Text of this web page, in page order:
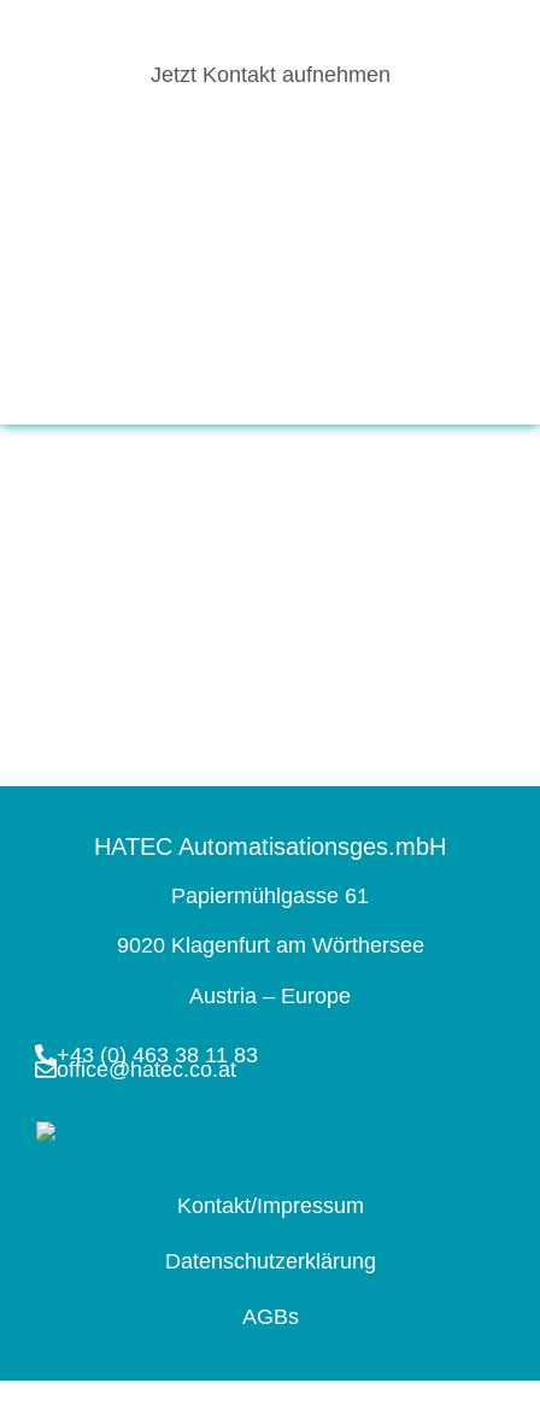
Jetzt Kontakt aufnehmen
HATEC Automatisationsges.mbH
Papiermühlgasse 61
9020 Klagenfurt am Wörthersee
Austria – Europe
+43 (0) 463 38 11 83
office@hatec.co.at
Kontakt/Impressum
Datenschutzerklärung
AGBs